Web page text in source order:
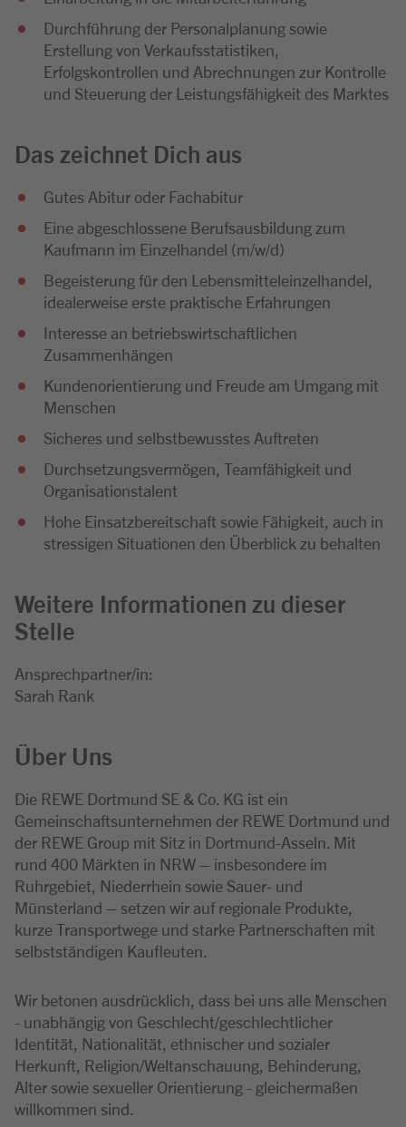
Durchführung der Personalplanung sowie
Erstellung von Verkaufsstatistiken,
Erfolgskontrollen und Abrechnungen zur Kontrolle
und Steuerung der Leistungsfähigkeit des Marktes
Das zeichnet Dich aus
Gutes Abitur oder Fachabitur
Eine abgeschlossene Berufsausbildung zum
Kaufmann im Einzelhandel (m/w/d)
Begeisterung für den Lebensmitteleinzelhandel,
idealerweise erste praktische Erfahrungen
Interesse an betriebswirtschaftlichen
Zusammenhängen
Kundenorientierung und Freude am Umgang mit
Menschen
Sicheres und selbstbewusstes Auftreten
Durchsetzungsvermögen, Teamfähigkeit und
Organisationstalent
Hohe Einsatzbereitschaft sowie Fähigkeit, auch in
stressigen Situationen den Überblick zu behalten
Weitere Informationen zu dieser
Stelle
Ansprechpartner/in:
Sarah Rank
Über Uns
Die REWE Dortmund SE & Co. KG ist ein
Gemeinschaftsunternehmen der REWE Dortmund und
der REWE Group mit Sitz in Dortmund-Asseln. Mit
rund 400 Märkten in NRW – insbesondere im
Ruhrgebiet, Niederrhein sowie Sauer- und
Münsterland – setzen wir auf regionale Produkte,
kurze Transportwege und starke Partnerschaften mit
selbstständigen Kaufleuten.
Wir betonen ausdrücklich, dass bei uns alle Menschen
- unabhängig von Geschlecht/geschlechtlicher
Identität, Nationalität, ethnischer und sozialer
Herkunft, Religion/Weltanschauung, Behinderung,
Alter sowie sexueller Orientierung - gleichermaßen
willkommen sind.